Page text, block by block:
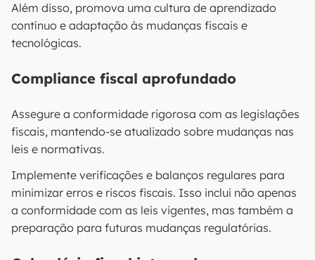
Além disso, promova uma cultura de aprendizado
contínuo e adaptação às mudanças fiscais e
tecnológicas.
Compliance fiscal aprofundado
Assegure a conformidade rigorosa com as legislações
fiscais, mantendo-se atualizado sobre mudanças nas
leis e normativas.
Implemente verificações e balanços regulares para
minimizar erros e riscos fiscais. Isso inclui não apenas
a conformidade com as leis vigentes, mas também a
preparação para futuras mudanças regulatórias.